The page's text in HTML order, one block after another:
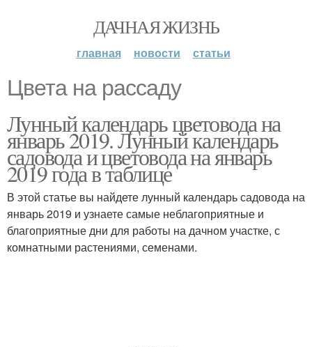
ДАЧНАЯ ЖИЗНЬ
главная новости статьи
Цвета на рассаду
Лунный календарь цветовода на
январь 2019. Лунный календарь
садовода и цветовода на январь
2019 года в таблице
В этой статье вы найдете лунный календарь садовода на
январь 2019 и узнаете самые неблагоприятные и
благоприятные дни для работы на дачном участке, с
комнатными растениями, семенами.